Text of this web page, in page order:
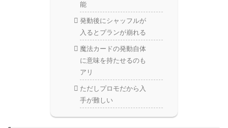
能
発動後にシャッフルが
入るとプランが崩れる
魔法カードの発動自体
に意味を持たせるのも
アリ
ただしプロモだから入
手が難しい